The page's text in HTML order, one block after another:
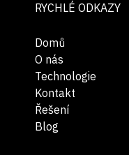
RYCHLÉ ODKAZY
Domů
O nás
Technologie
Kontakt
Řešení
Blog